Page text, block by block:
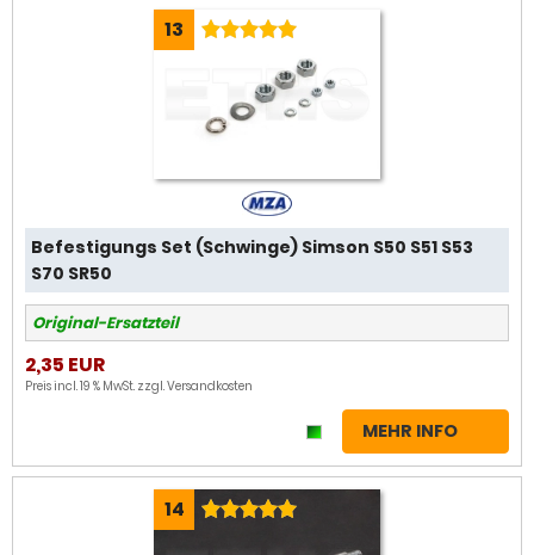
13
Befestigungs Set (Schwinge) Simson S50 S51 S53
S70 SR50
Original-Ersatzteil
2,35 EUR
Preis incl. 19 % MwSt. zzgl.Versandkosten
MEHR INFO
14